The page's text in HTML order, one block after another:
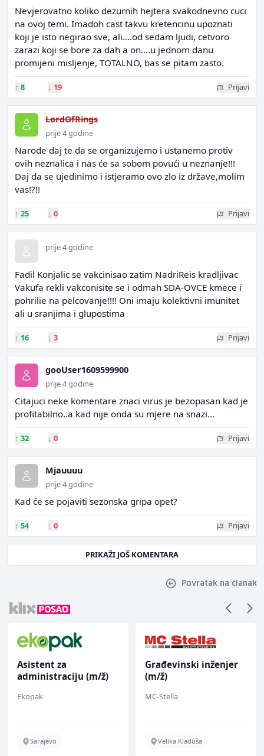
Nevjerovatno koliko dezurnih hejtera svakodnevno cuci
na ovoj temi. Imadoh cast takvu kretencinu upoznati
koji je isto negirao sve, ali....od sedam ljudi, cetvoro
zarazi koji se bore za dah a on....u jednom danu
promijeni misljenje, TOTALNO, bas se pitam zasto.
↑ 8 ↓ 19 Prijavi
LordOfRings
prije 4 godine
Narode daj te da se organizujemo i ustanemo protiv
ovih neznalica i nas će sa sobom povući u neznanje!!!
Daj da se ujedinimo i istjeramo ovo zlo iz države,molim
vas!?!!
↑ 25 ↓ 0 Prijavi
prije 4 godine
Fadil Konjalic se vakcinisao zatim NadriReis kradljivac
Vakufa rekli vakconisite se i odmah SDA-OVCE kmece i
pohrilie na pelcovanje!!!! Oni imaju kolektivni imunitet
ali u sranjima i glupostima
↑ 16 ↓ 3 Prijavi
gooUser1609599900
prije 4 godine
Citajuci neke komentare znaci virus je bezopasan kad je
profitabilno..a kad nije onda su mjere na snazi...
↑ 32 ↓ 0 Prijavi
Mjauuuu
prije 4 godine
Kad će se pojaviti sezonska gripa opet?
↑ 54 ↓ 0 Prijavi
PRIKAŽI JOŠ KOMENTARA
Povratak na članak
Asistent za
administraciju (m/ž)
Ekopak
Sarajevo
Građevinski inženjer
(m/ž)
MC-Stella
Velika Kladuša